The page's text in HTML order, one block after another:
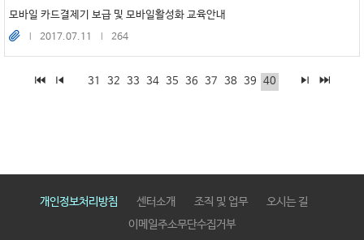
모바일 카드결제기 보급 및 모바일활성화 교육안내
2017.07.11
264
31 32 33 34 35 36 37 38 39 40
개인정보처리방침 센터소개 조직 및 업무
오시는 길
이메일주소무단수집거부